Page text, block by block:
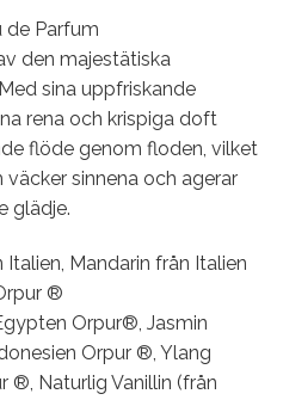
de Parfum
den majestätiska
sina uppfriskande
rena och krispiga doft
flöde genom floden, vilket
sinnena och agerar
glädje.
Mandarin från Italien
®
Orpur®, Jasmin
Orpur ®, Ylang
®, Naturlig Vanillin (från